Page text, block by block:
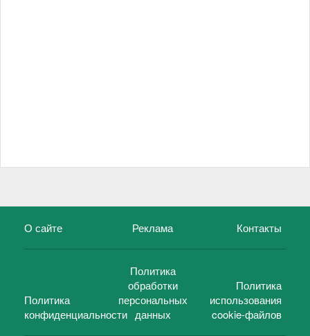
О сайте Реклама Контакты
Политика
конфиденциальности
Политика
обработки
персональных
данных
Политика
использования
cookie-файлов